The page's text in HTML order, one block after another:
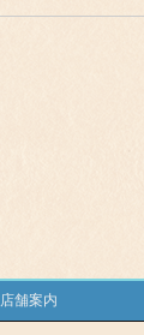
店舗案内